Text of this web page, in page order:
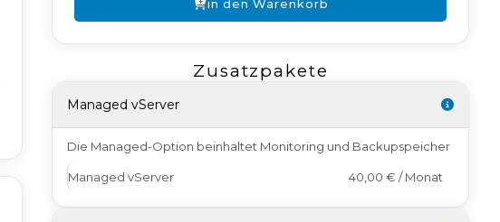
in den Warenkorb
Zusatzpakete
Managed vServer
Die Managed-Option beinhaltet Monitoring und Backupspeicher
Managed vServer 40,00 € / Monat